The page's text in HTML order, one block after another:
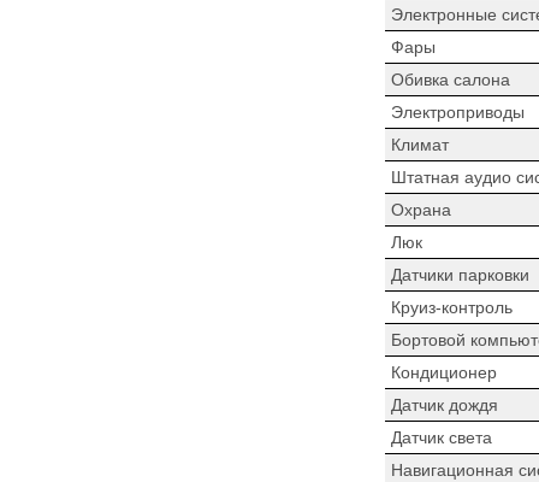
Электронные
Фары
Обивка салона
Электроприводы
Климат
Штатная аудио
Охрана
Люк
Датчики парковки
Круиз-контроль
Бортовой
Кондиционер
Датчик дождя
Датчик света
Навигационная